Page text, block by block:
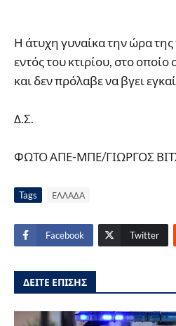
Η άτυχη γυναίκα την ώρα
εντός του κτιρίου, στο οποίο
και δεν πρόλαβε να βγει
Δ.Σ.
ΦΩΤΟ ΑΠΕ-ΜΠΕ/ΓΙΩΡΓΟΣ
Tags ΕΛΛΑΔΑ
Facebook Twitter
ΔΕΙΤΕ ΕΠΙΣΗΣ